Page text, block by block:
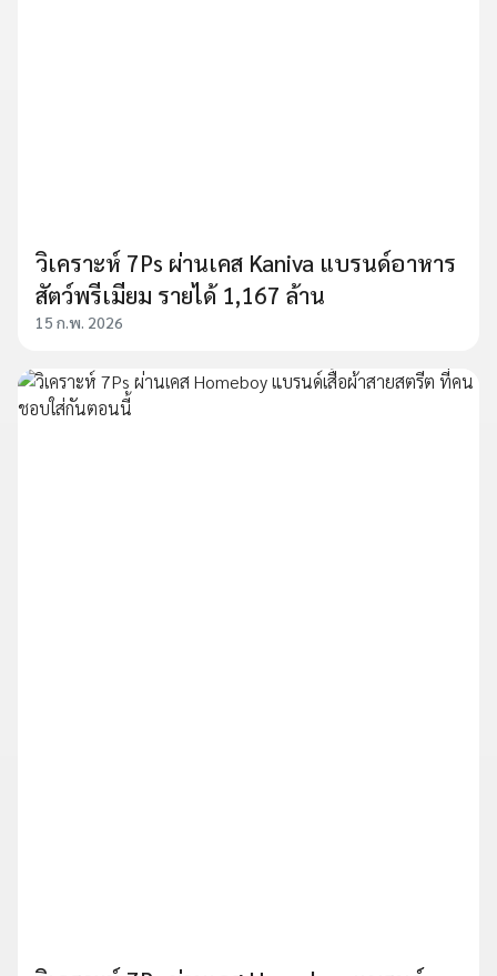
วิเคราะห์ 7Ps ผ่านเคส Kaniva แบรนด์อาหาร
สัตว์พรีเมียม รายได้ 1,167 ล้าน
15 ก.พ. 2026